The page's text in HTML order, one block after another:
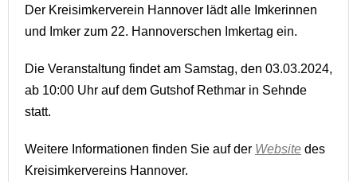
Der Kreisimkerverein Hannover lädt alle Imkerinnen
und Imker zum 22. Hannoverschen Imkertag ein.
Die Veranstaltung findet am Samstag, den 03.03.2024,
ab 10:00 Uhr auf dem Gutshof Rethmar in Sehnde
statt.
Weitere Informationen finden Sie auf der Website des
Kreisimkervereins Hannover.